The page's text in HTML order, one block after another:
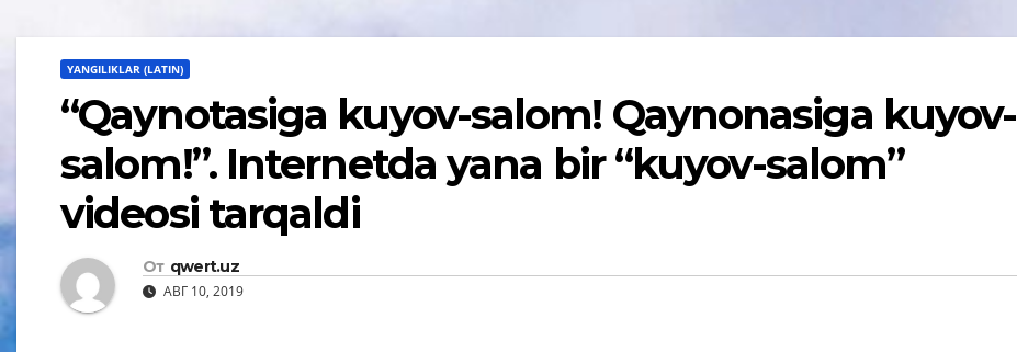
YANGILIKLAR (LATIN)
“Qaynotasiga kuyov-salom! Qaynonasiga kuyov-
salom!”. Internetda yana bir “kuyov-salom”
videosi tarqaldi
От qwert.uz
АВГ 10, 2019